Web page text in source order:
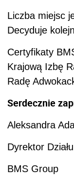
Liczba miejsc
Decyduje
Certyfikaty
Krajową Izbę
Radę
Serdecznie
Aleksandra
Dyrektor
BMS Group